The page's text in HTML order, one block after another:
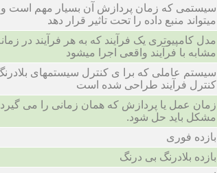
سیستمی که زمان پردازش آن بسیار مهم است و
میتواند منبع داده را تحت تاثیر قرار دهد
مدل کامپیوتری یک فرآیند که به هر فرآیند در
مشابه با فرآیند واقعی اجرا میشود
سیستم عاملی که برا ی کنترل سیستمهای
کنترل فرآیند طراحی شده است
زمان عمل یا پردازش که همان زمانی را می
مشکل باید حل شود.
بازده فوری
بازده بلادرنگ بی درنگ